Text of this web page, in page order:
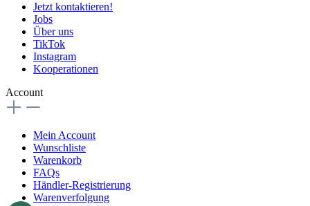
Jetzt kontaktieren!
Jobs
Über uns
TikTok
Instagram
Kooperationen
Account
Mein Account
Wunschliste
Warenkorb
FAQs
Händler-Registrierung
Warenverfolgung